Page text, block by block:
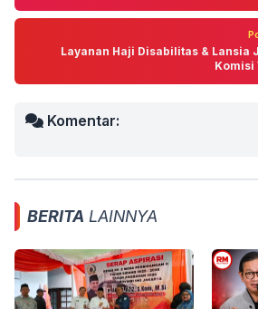
Layanan Haji Disabilitas & Lansia
Komisi
Komentar:
BERITA LAINNYA